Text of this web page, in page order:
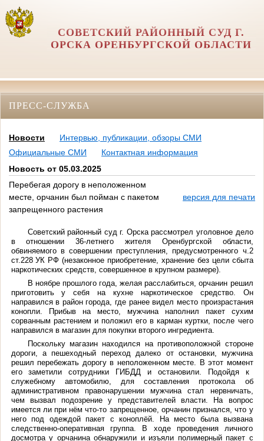
СОВЕТСКИЙ РАЙОННЫЙ СУД Г.
ОРСКА ОРЕНБУРГСКОЙ ОБЛАСТИ
ПРЕСС-СЛУЖБА
Новости
Интервью, публикации, обзоры СМИ
Официальные СМИ
Контактная информация
Новость от 05.03.2025
Перебегая дорогу в неположенном
месте, орчанин был пойман с пакетом
запрещенного растения
версия для печати
Советский районный суд г. Орска рассмотрел уголовное дело
в отношении 36-летнего жителя Оренбургской области,
обвиняемого в совершении преступления, предусмотренного ч.2
ст.228 УК РФ (незаконное приобретение, хранение без цели сбыта
наркотических средств, совершенное в крупном размере).
В ноябре прошлого года, желая расслабиться, орчанин решил
приготовить у себя на кухне наркотическое средство. Он
направился в район города, где ранее видел место произрастания
конопли. Прибыв на место, мужчина наполнил пакет сухим
сорванным растением и положил его в карман куртки, после чего
направился в магазин для покупки второго ингредиента.
Поскольку магазин находился на противоположной стороне
дороги, а пешеходный переход далеко от остановки, мужчина
решил перебежать дорогу в неположенном месте. В этот момент
его заметили сотрудники ГИБДД и остановили. Подойдя к
служебному автомобилю, для составления протокола об
административном правонарушении мужчина стал нервничать,
чем вызвал подозрение у представителей власти. На вопрос
имеется ли при нём что-то запрещенное, орчанин признался, что у
него под одеждой пакет с коноплёй. На место была вызвана
следственно-оперативная группа. В ходе проведения личного
досмотра у орчанина обнаружили и изъяли полимерный пакет с